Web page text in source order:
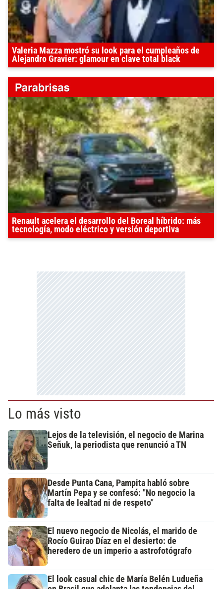
Valeria Mazza mostró su look para el cumpleaños de
Alejandro Gravier: glamour en clave total black
Renault acelera el desarrollo del Boreal híbrido: más
tecnología, modo eléctrico y versión deportiva
Lo más visto
Lejos de la televisión, el negocio de Marina
Señuk, la periodista que renunció a TN
Desde Punta Cana, Pampita habló sobre
Martín Pepa y se confesó: "No negocio la
falta de lealtad ni de respeto"
El nuevo negocio de Nicolás, el marido de
Rocío Guirao Díaz en el desierto: de
heredero de un imperio a astrofotógrafo
El look casual chic de María Belén Ludueña